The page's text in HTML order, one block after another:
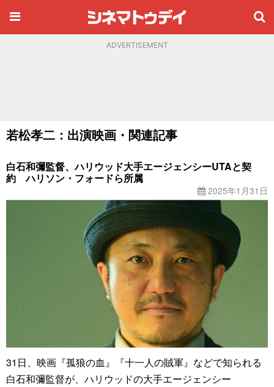
ADVERTISEMENT
若松孝二：出演映画・関連記事
白石和彌監督、ハリウッド大手エージェンシーUTAと契
約 ハリソン・フォードら所属
2025年1月31日
31日、映画『孤狼の血』『十一人の賊軍』などで知られる
白石和彌監督が、ハリウッドの大手エージェンシー